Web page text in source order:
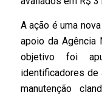
A ação é uma
apoio da Agência
objetivo foi
identificadores de
manutenção